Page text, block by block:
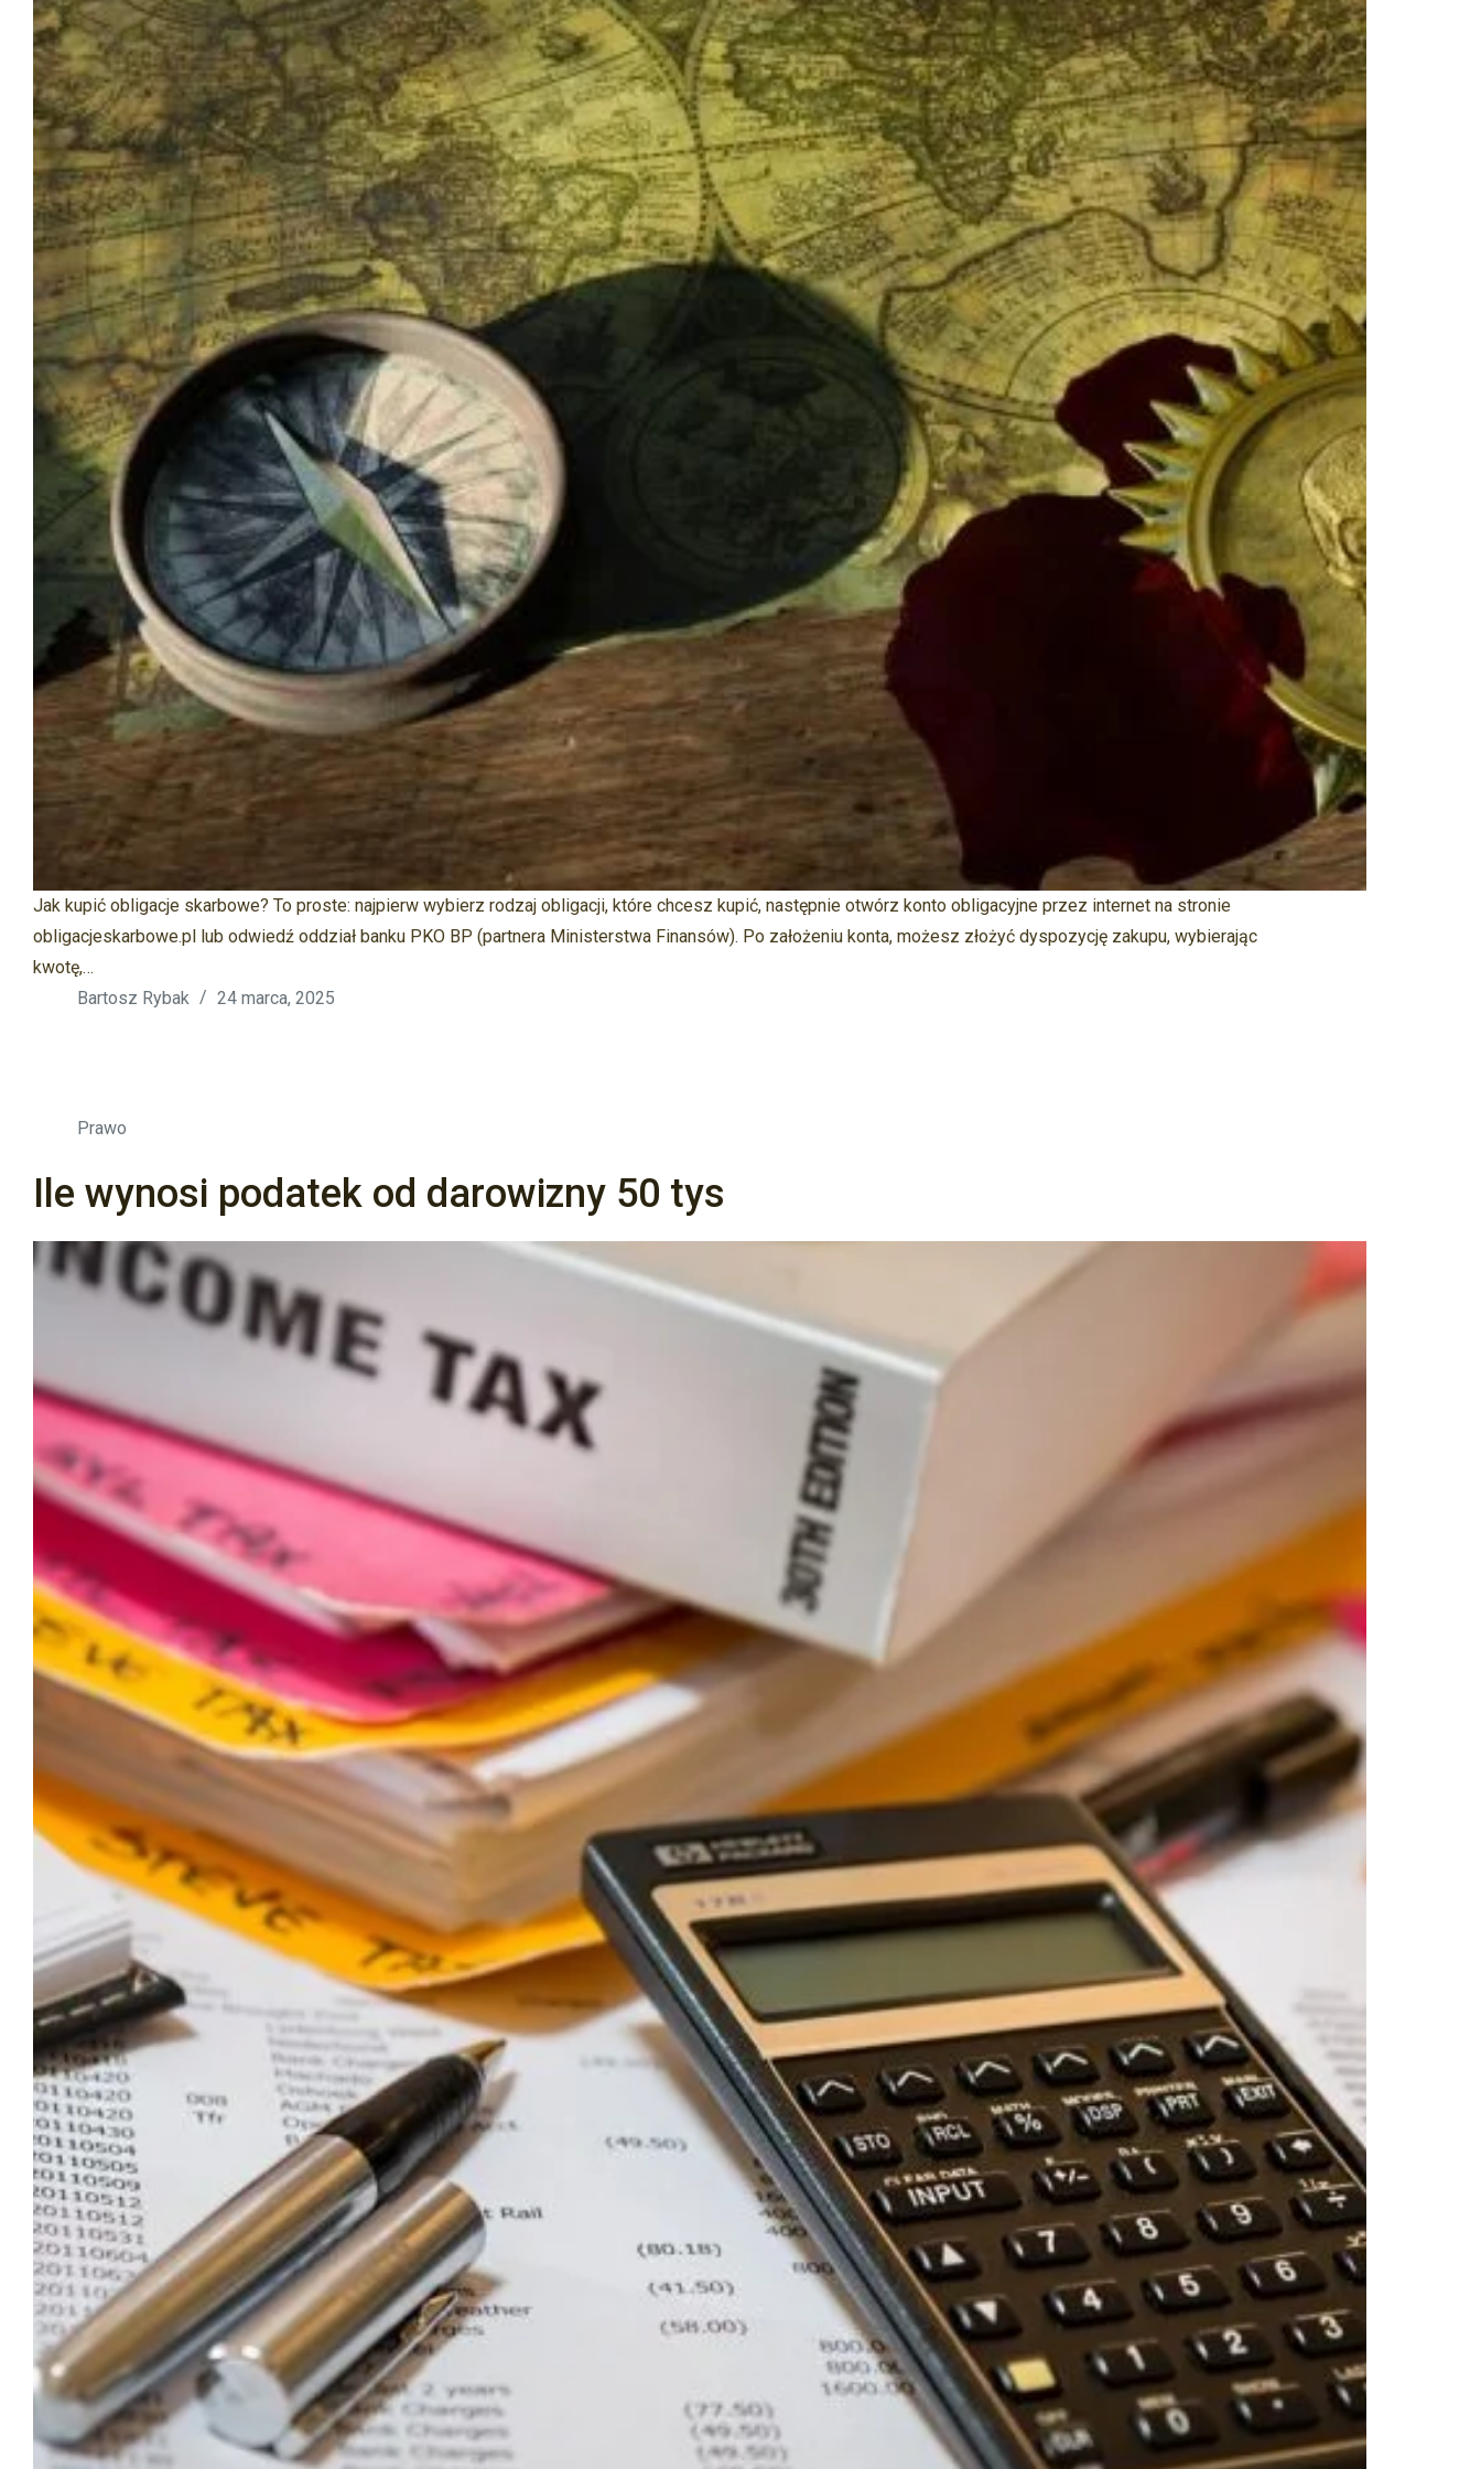
Jak kupić obligacje skarbowe? To proste: najpierw wybierz rodzaj obligacji, które chcesz kupić, następnie otwórz konto obligacyjne przez internet na stronie
obligacjeskarbowe.pl lub odwiedź oddział banku PKO BP (partnera Ministerstwa Finansów). Po założeniu konta, możesz złożyć dyspozycję zakupu, wybierając
kwotę,…
Bartosz Rybak
24 marca, 2025
Prawo
Ile wynosi podatek od darowizny 50 tys